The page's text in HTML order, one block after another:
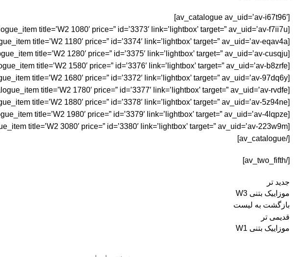
[av_catalogue av_uid=’av-i67t96′]
[av_catalogue_item title=’W2 1080′ price=” id=’3373′ link=’lightbox’ target=” av_uid=’av-f7ii7u’][/av_catalogue_item]
[av_catalogue_item title=’W2 1180′ price=” id=’3374′ link=’lightbox’ target=” av_uid=’av-eqav4a’][/av_catalogue_item]
[av_catalogue_item title=’W2 1280′ price=” id=’3375′ link=’lightbox’ target=” av_uid=’av-cusqju’][/av_catalogue_item]
[av_catalogue_item title=’W2 1580′ price=” id=’3376′ link=’lightbox’ target=” av_uid=’av-b8zrfe’][/av_catalogue_item]
[av_catalogue_item title=’W2 1680′ price=” id=’3372′ link=’lightbox’ target=” av_uid=’av-97dq6y’][/av_catalogue_item]
[av_catalogue_item title=’W2 1780′ price=” id=’3377′ link=’lightbox’ target=” av_uid=’av-rvdfe’][/av_catalogue_item]
[av_catalogue_item title=’W2 1880′ price=” id=’3378′ link=’lightbox’ target=” av_uid=’av-5z94ne’][/av_catalogue_item]
[av_catalogue_item title=’W2 1980′ price=” id=’3379′ link=’lightbox’ target=” av_uid=’av-4lqpze’][/av_catalogue_item]
[av_catalogue_item title=’W2 3080′ price=” id=’3380′ link=’lightbox’ target=” av_uid=’av-223w9m’][/av_catalogue_item]
[/av_catalogue]
[/av_two_fifth]
جدید تر
موزاییک بتنی W3
بازگشت به لیست
قدیمی تر
موزاییک بتنی W1